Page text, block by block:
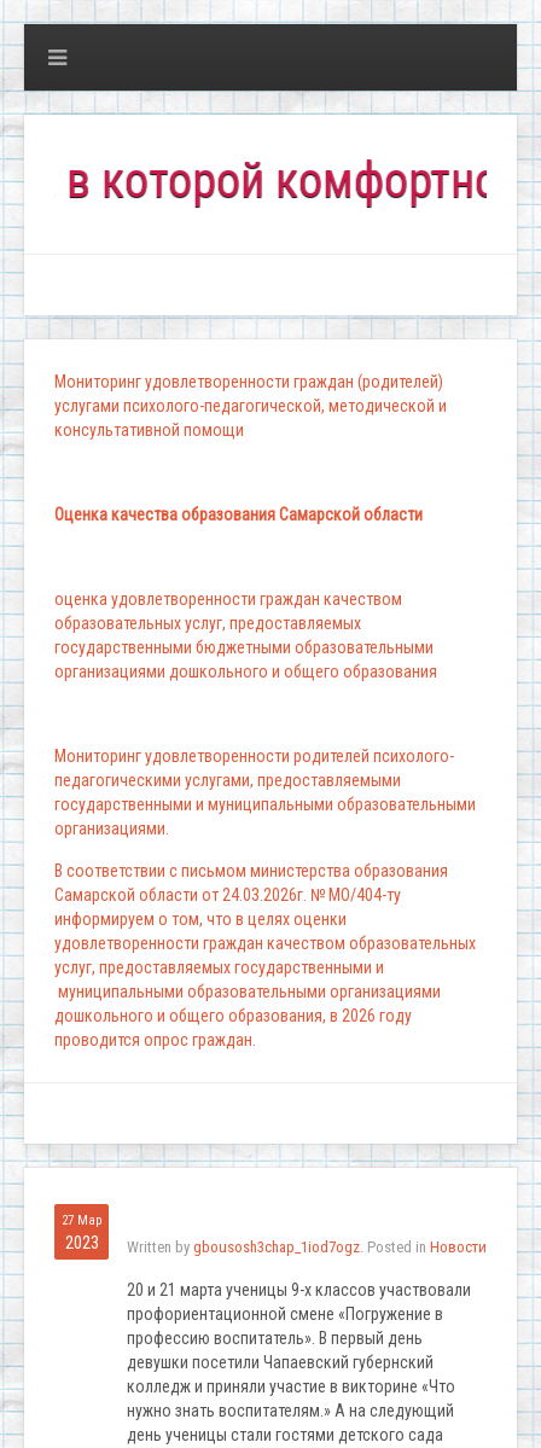
комфортно всем!"
Мониторинг удовлетворенности граждан (родителей)
услугами психолого-педагогической, методической и
консультативной помощи
Оценка качества образования Самарской области
оценка удовлетворенности граждан качеством
образовательных услуг, предоставляемых
государственными бюджетными образовательными
организациями дошкольного и общего образования
Мониторинг удовлетворенности родителей психолого-
педагогическими услугами, предоставляемыми
государственными и муниципальными образовательными
организациями.
В соответствии с письмом министерства образования
Самарской области от 24.03.2026г. № МО/404-ту
информируем о том, что в целях оценки
удовлетворенности граждан качеством образовательных
услуг, предоставляемых государственными и
муниципальными образовательными организациями
дошкольного и общего образования, в 2026 году
проводится опрос граждан.
27 Мар
2023 Written by gbousosh3chap_1iod7ogz. Posted in Новости
20 и 21 марта ученицы 9-х классов участвовали
профориентационной смене «Погружение в
профессию воспитатель». В первый день
девушки посетили Чапаевский губернский
колледж и приняли участие в викторине «Что
нужно знать воспитателям.» А на следующий
день ученицы стали гостями детского сада